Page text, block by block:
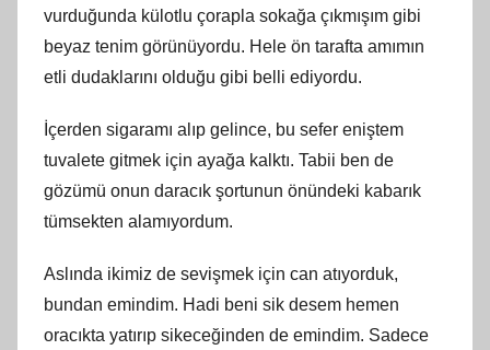
vurduğunda külotlu çorapla sokağa çıkmışım gibi
beyaz tenim görünüyordu. Hele ön tarafta amımın
etli dudaklarını olduğu gibi belli ediyordu.
İçerden sigaramı alıp gelince, bu sefer eniştem
tuvalete gitmek için ayağa kalktı. Tabii ben de
gözümü onun daracık şortunun önündeki kabarık
tümsekten alamıyordum.
Aslında ikimiz de sevişmek için can atıyorduk,
bundan emindim. Hadi beni sik desem hemen
oracıkta yatırıp sikeceğinden de emindim. Sadece